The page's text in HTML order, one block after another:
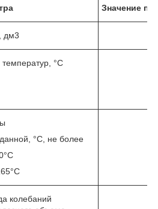
Значение
дм3
°С
°С, не более
колебаний